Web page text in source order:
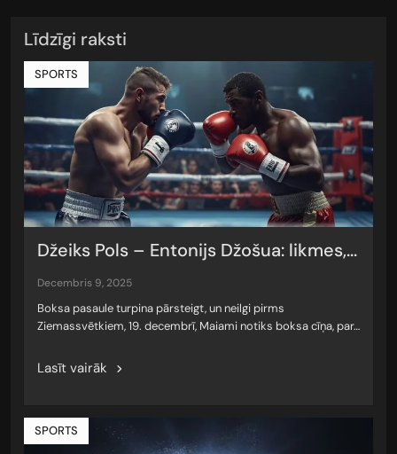
Līdzīgi raksti
SPORTS
Džeiks Pols – Entonijs Džošua: likmes,...
decembris 9, 2025
Boksa pasaule turpina pārsteigt, un neilgi pirms
Ziemassvētkiem, 19. decembrī, Maiami notiks boksa cīņa, par…
Lasīt vairāk
SPORTS